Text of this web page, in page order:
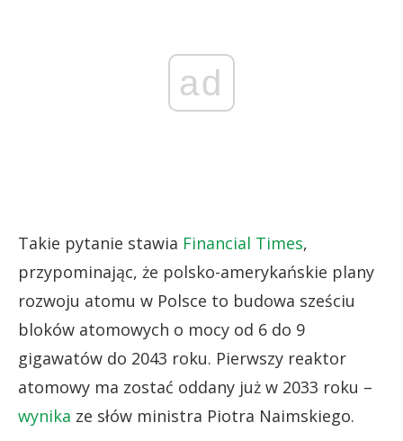
ad
Takie pytanie stawia Financial Times,
przypominając, że polsko-amerykańskie plany
rozwoju atomu w Polsce to budowa sześciu
bloków atomowych o mocy od 6 do 9
gigawatów do 2043 roku. Pierwszy reaktor
atomowy ma zostać oddany już w 2033 roku –
wynika ze słów ministra Piotra Naimskiego.